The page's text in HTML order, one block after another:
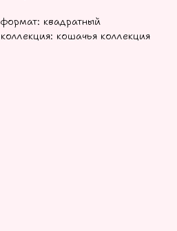
формат: квадратный
коллекция: кошачья коллекция